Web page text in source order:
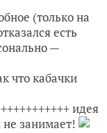
(только на
есть
—
что кабачки
идея
не занимает!